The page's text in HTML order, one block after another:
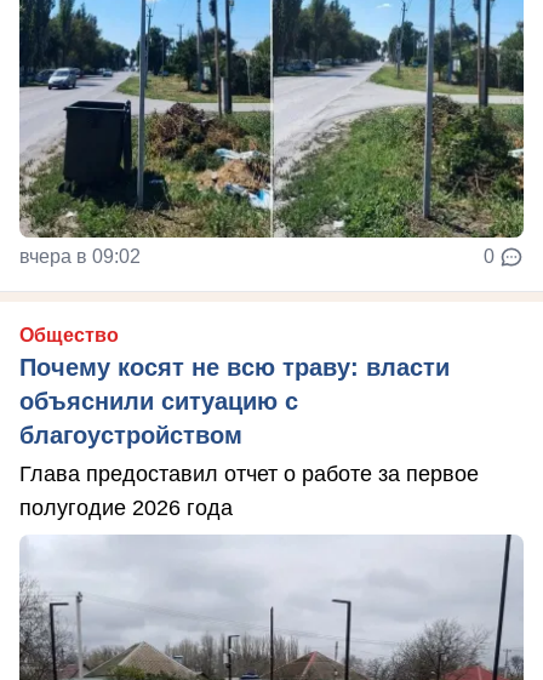
вчера в 09:02 0
Общество
Почему косят не всю траву: власти
объяснили ситуацию с
благоустройством
Глава предоставил отчет о работе за первое
полугодие 2026 года